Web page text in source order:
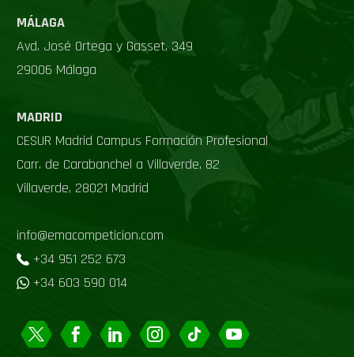
MÁLAGA
Avd. José Ortega y Gasset, 349
29006 Málaga
MADRID
CESUR Madrid Campus Formación Profesional
Carr. de Carabanchel a Villaverde, 82
Villaverde, 28021 Madrid
info@emacompeticion.com
+34 951 252 673
+34 603 590 014